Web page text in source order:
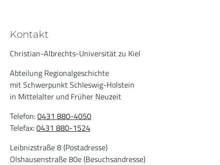
Kontakt
Christian-Albrechts-Universität zu Kiel
Abteilung Regionalgeschichte
mit Schwerpunkt Schleswig-Holstein
in Mittelalter und Früher Neuzeit
Telefon:0431 880-4050
Telefax:0431 880-1524
Leibnizstraße 8 (Postadresse)
Olshausenstraße 80e (Besuchsandresse)